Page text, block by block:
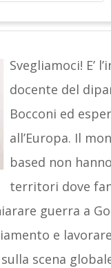
Svegliamoci! E’
docente del
Bocconi ed
all’Europa. Il
based non
territori dove
guerra a
e
scena